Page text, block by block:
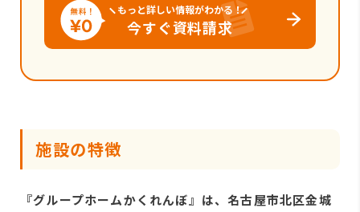
もっと詳しい情報がわかる！
今すぐ資料請求
施設の特徴
『グループホームかくれんぼ』は、名古屋市北区金城